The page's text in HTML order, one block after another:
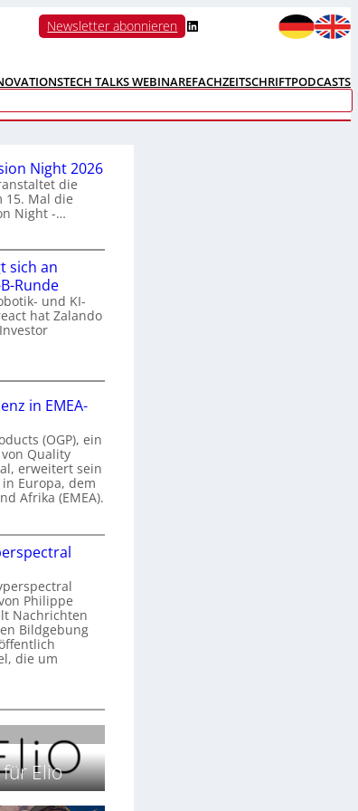
Newsletter abonnieren LinkedIn
TECH TALKS WEBINAREFACHZEITSCHRIFTPODCASTS
Night 2026
die
15. Mal die
Night -…
sich an
Runde
und KI-
hat Zalando
in EMEA-
(OGP), ein
Quality
erweitert sein
Europa, dem
Afrika (EMEA).
Philippe
Nachrichten
Bildgebung
die um
Elio